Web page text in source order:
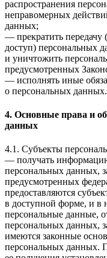
распространения
неправомерных
данных;
— прекратить передачу
доступ) персональных
и уничтожить
предусмотренных
— исполнять иные
о персональных данных.
4. Основные права и
данных
4.1. Субъекты
— получать
персональных данных,
предусмотренных
предоставляются
в доступной форме, и в
персональные данные,
персональных данных,
имеются законные
персональных данных.